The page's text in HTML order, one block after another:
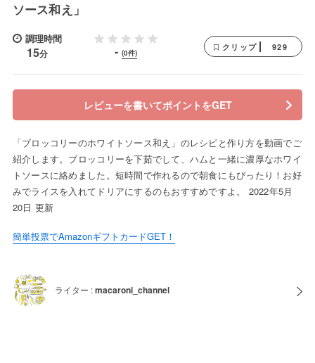
ソース和え」
調理時間
15分 - (0件)
クリップ 929
レビューを書いてポイントをGET
「ブロッコリーのホワイトソース和え」のレシピと作り方を動画でご
紹介します。ブロッコリーを下茹でして、ハムと一緒に濃厚なホワイ
トソースに絡めました。短時間で作れるので朝食にもぴったり！お好
みでライスを入れてドリアにするのもおすすめですよ。 2022年5月
20日 更新
簡単投票でAmazonギフトカードGET！
ライター :macaroni_channel